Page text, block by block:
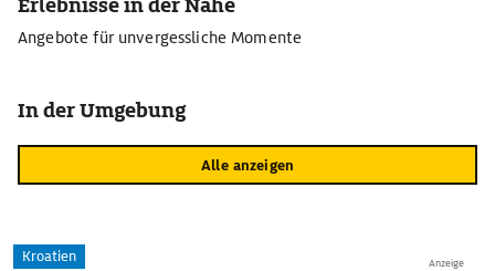
Angebote für unvergessliche Momente
In der Umgebung
Alle anzeigen
Anzeige
Kroatien